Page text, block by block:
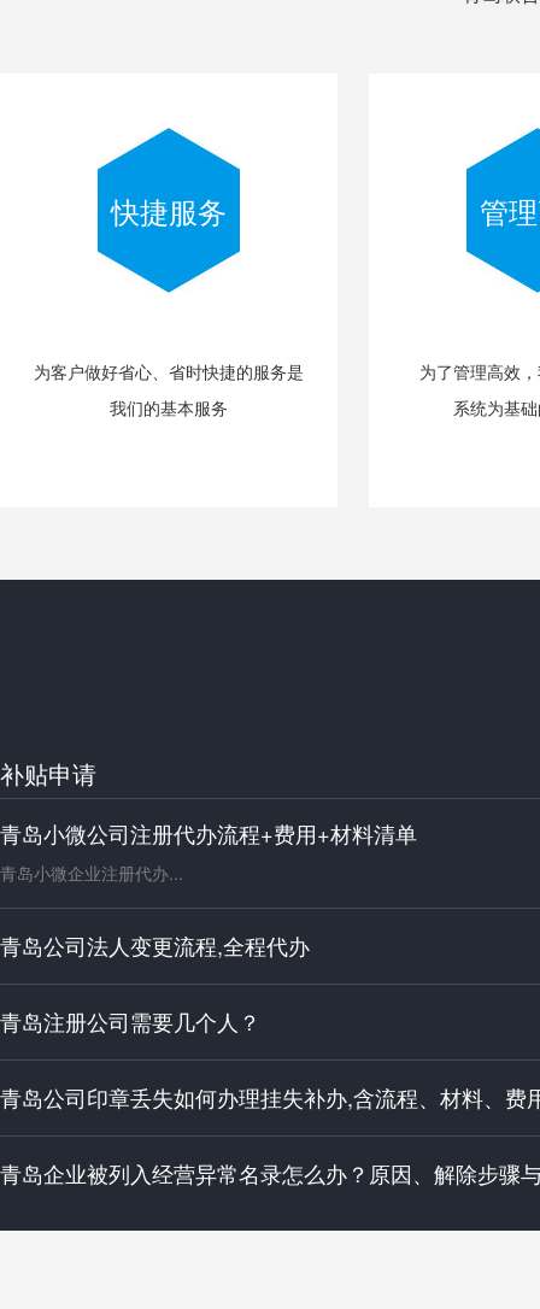
快捷服务
为客户做好省心、省时快捷的服务是
我们的基本服务
管
为了管理高效
系统为基
补贴申请
青岛小微公司注册代办流程+费用+材料清单
青岛小微企业注册代办...
青岛公司法人变更流程,全程代办
青岛注册公司需要几个人？
青岛公司印章丢失如何办理挂失补办,含流程、材料、费
青岛企业被列入经营异常名录怎么办？原因、解除步骤